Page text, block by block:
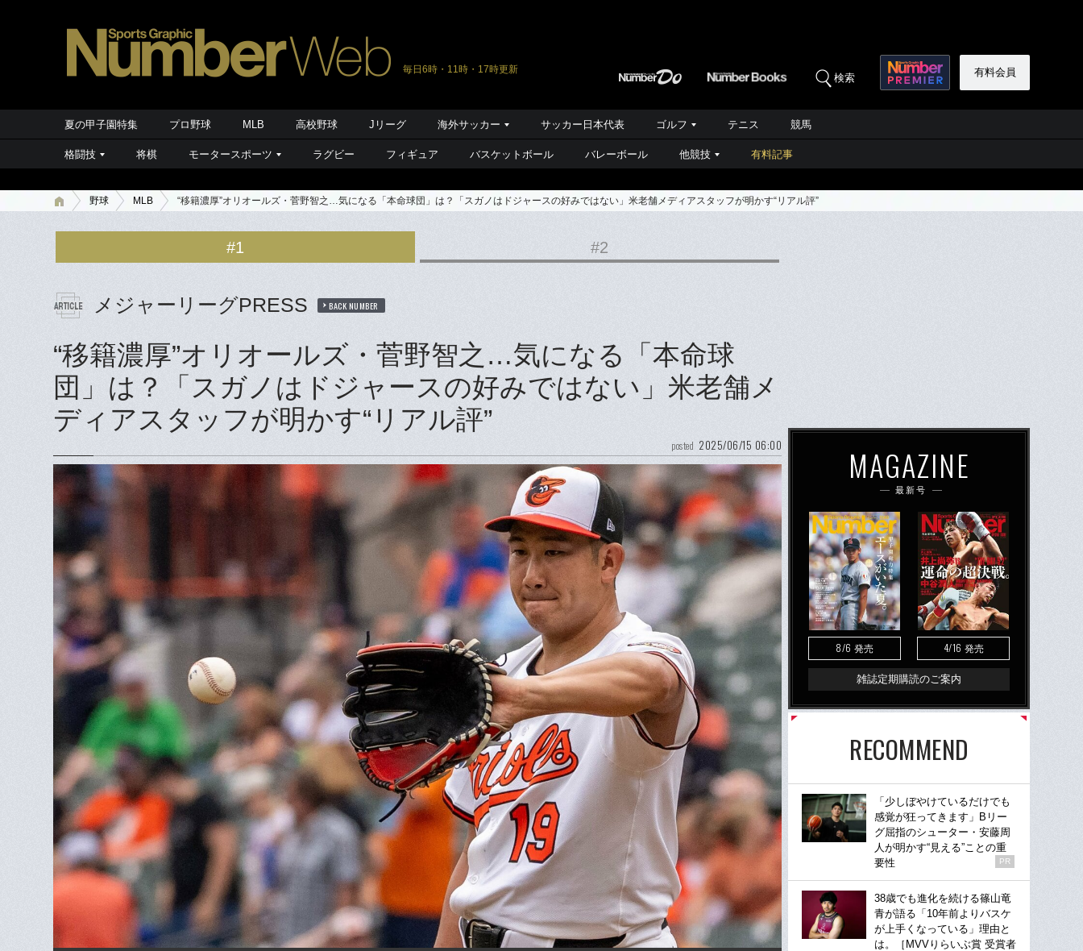
毎日6時・11時・17時更新
検索 有料会員
夏の甲子園特集 プロ野球 MLB 高校野球 Jリーグ 海外サッカー サッカー日本代表 ゴルフ テニス 競馬
格闘技 将棋 モータースポーツ ラグビー フィギュア バスケットボール バレーボール 他競技 有料記事
野球 MLB “移籍濃厚”オリオールズ・菅野智之…気になる「本命球団」は？「スガノはドジャースの好みではない」米老舗メディアスタッフが明かす“リアル評”
#1 #2
メジャーリーグPRESS BACK NUMBER
“移籍濃厚”オリオールズ・菅野智之…気になる「本命球
団」は？「スガノはドジャースの好みではない」米老舗メ
ディアスタッフが明かす“リアル評”
posted 2025/06/15 06:00 MAGAZINE
最新号
8/6 発売 4/16 発売
雑誌定期購読のご案内
RECOMMEND
「少しぼやけているだけでも
感覚が狂ってきます」Bリー
グ屈指のシューター・安藤周
人が明かす“見える”ことの重
要性
PR
38歳でも進化を続ける篠山竜
青が語る「10年前よりバスケ
が上手くなっている」理由と
は。［MVVりらいぶ賞 受賞者